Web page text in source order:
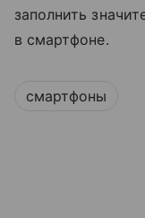
заполнить
в смартфоне.
смартфоны